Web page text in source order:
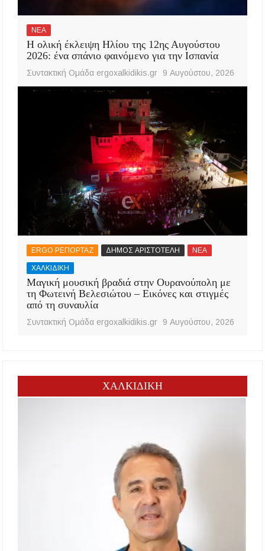
ΝΕΑ
Η ολική έκλειψη Ηλίου της 12ης Αυγούστου
2026: ένα σπάνιο φαινόμενο για την Ισπανία
Συντακτική Ομάδα ergoxalkidikis.gr 9 Αυγούστου, 2026
ERGO ΡΕΠΟΡΤΑΖ ΔΗΜΟΣ ΑΡΙΣΤΟΤΕΛΗ ΝΕΑ
ΧΑΛΚΙΔΙΚΗ
Μαγική μουσική βραδιά στην Ουρανούπολη με
τη Φωτεινή Βελεσιώτου – Εικόνες και στιγμές
από τη συναυλία
Συντακτική Ομάδα ergoxalkidikis.gr 9 Αυγούστου, 2026
ΧΑΛΚΙΔΙΚΗ